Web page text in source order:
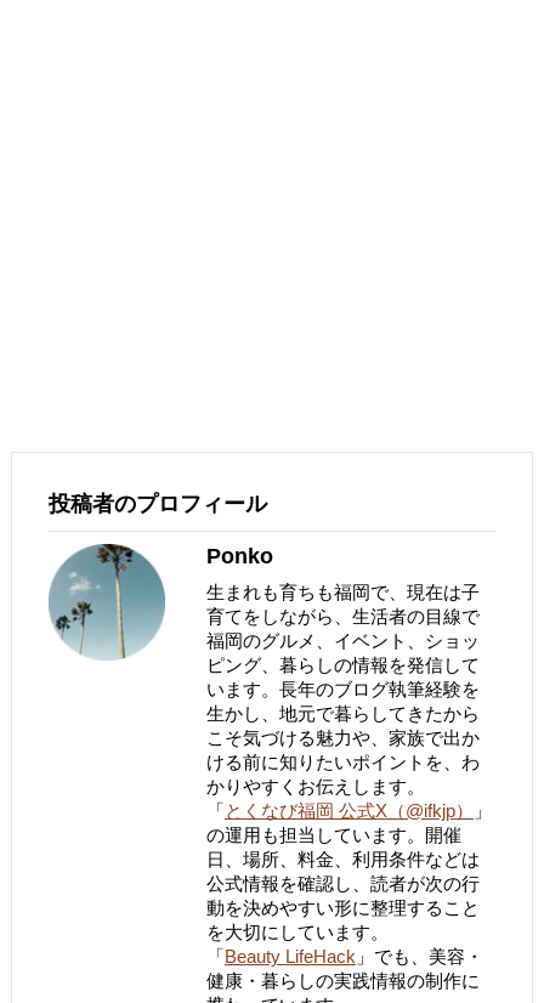
投稿者のプロフィール
Ponko
生まれも育ちも福岡で、現在は子
育てをしながら、生活者の目線で
福岡のグルメ、イベント、ショッ
ピング、暮らしの情報を発信して
います。長年のブログ執筆経験を
生かし、地元で暮らしてきたから
こそ気づける魅力や、家族で出か
ける前に知りたいポイントを、わ
かりやすくお伝えします。
「とくなび福岡 公式X（@ifkjp）
」
の運用も担当しています。開催
日、場所、料金、利用条件などは
公式情報を確認し、読者が次の行
動を決めやすい形に整理すること
を大切にしています。
「Beauty LifeHack 」でも、美容・
健康・暮らしの実践情報の制作に